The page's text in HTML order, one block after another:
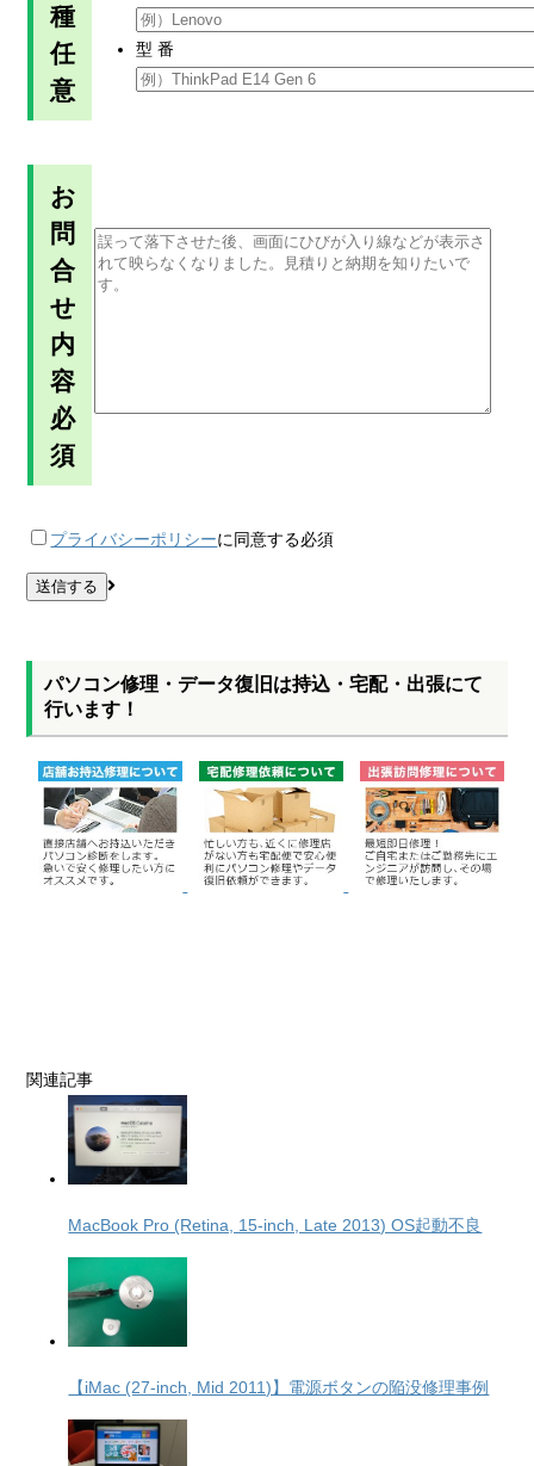
種
任
意
型 番
お
問
合
せ
内
容
必
須
プライバシーポリシーに同意する必須
パソコン修理・データ復旧は持込・宅配・出張にて
行います！
関連記事
MacBook Pro (Retina, 15-inch, Late 2013) OS起動不良
【iMac (27-inch, Mid 2011)】電源ボタンの陥没修理事例